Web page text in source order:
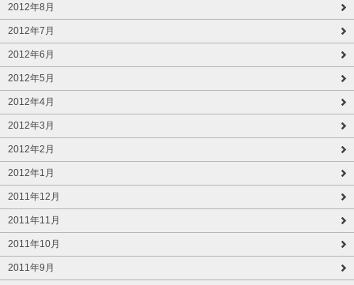
2012年8月
2012年7月
2012年6月
2012年5月
2012年4月
2012年3月
2012年2月
2012年1月
2011年12月
2011年11月
2011年10月
2011年9月